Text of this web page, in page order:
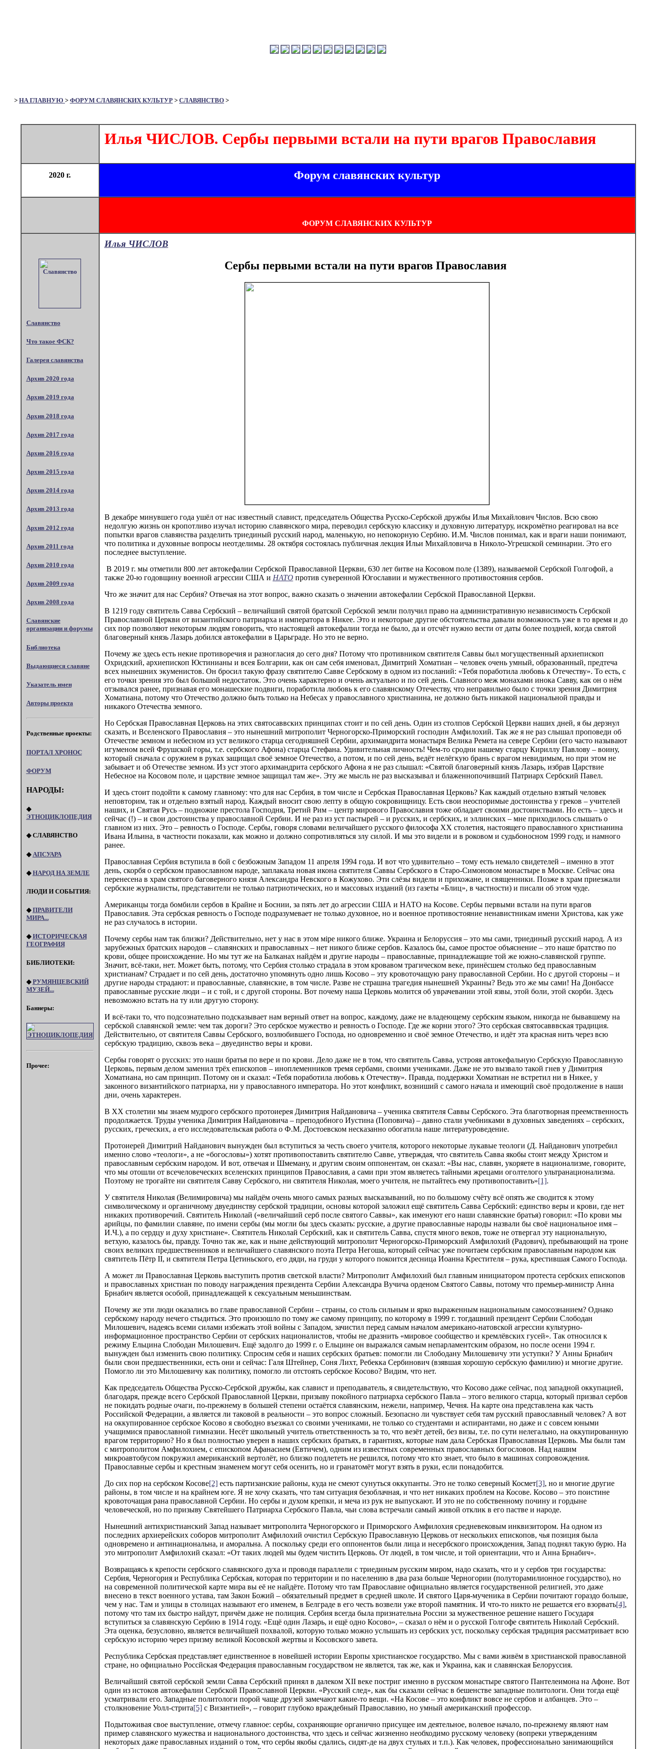
> НА ГЛАВНУЮ > ФОРУМ СЛАВЯНСКИХ КУЛЬТУР > СЛАВЯНСТВО >
Илья ЧИСЛОВ. Сербы первыми встали на пути врагов Православия
2020 г. Форум славянских культур
ФОРУМ СЛАВЯНСКИХ КУЛЬТУР
Славянство
Что такое ФСК?
Галерея славянства
Архив 2020 года
Архив 2019 года
Архив 2018 года
Архив 2017 года
Архив 2016 года
Архив 2015 года
Архив 2014 года
Архив 2013 года
Архив 2012 года
Архив 2011 года
Архив 2010 года
Архив 2009 года
Архив 2008 года
Славянские
организации и форумы
Библиотека
Выдающиеся славяне
Указатель имен
Авторы проекта
Родственные проекты:
ПОРТАЛ XPOHOC
ФОРУМ
НАРОДЫ:
◆
ЭТНОЦИКЛОПЕДИЯ
◆ СЛАВЯНСТВО
◆ АПСУАРА
◆НАРОД НА ЗЕМЛЕ
ЛЮДИ И СОБЫТИЯ:
◆ПРАВИТЕЛИ
МИРА...
◆ИСТОРИЧЕСКАЯ
ГЕОГРАФИЯ
БИБЛИОТЕКИ:
◆РУМЯНЦЕВСКИЙ
МУЗЕЙ...
Баннеры:
Прочее:
Илья ЧИСЛОВ
Сербы первыми встали на пути врагов Православия
В декабре минувшего года ушёл от нас известный славист, председатель Общества Русско-Сербской дружбы Илья Михайлович Числов. Всю свою
недолгую жизнь он кропотливо изучал историю славянского мира, переводил сербскую классику и духовную литературу, искромётно реагировал на все
попытки врагов славянства разделить триединый русский народ, маленькую, но непокорную Сербию. И.М. Числов понимал, как и враги наши понимают,
что политика и духовные вопросы неотделимы. 28 октября состоялась публичная лекция Ильи Михайловича в Николо-Угрешской семинарии. Это его
последнее выступление.
В 2019 г. мы отметили 800 лет автокефалии Сербской Православной Церкви, 630 лет битве на Косовом поле (1389), называемой Сербской Голгофой, а
также 20-ю годовщину военной агрессии США и НАТОпротив суверенной Югославии и мужественного противостояния сербов.
Что же значит для нас Сербия? Отвечая на этот вопрос, важно сказать о значении автокефалии Сербской Православной Церкви.
В 1219 году святитель Савва Сербский – величайший святой братской Сербской земли получил право на административную независимость Сербской
Православной Церкви от византийского патриарха и императора в Никее. Это и некоторые другие обстоятельства давали возможность уже в то время и до
сих пор позволяют некоторым людям говорить, что настоящей автокефалии тогда не было, да и отсчёт нужно вести от даты более поздней, когда святой
благоверный князь Лазарь добился автокефалии в Царьграде. Но это не верно.
Почему же здесь есть некие противоречия и разногласия до сего дня? Потому что противником святителя Саввы был могущественный архиепископ
Охридский, архиепископ Юстинианы и всея Болгарии, как он сам себя именовал, Димитрий Хоматиан – человек очень умный, образованный, предтеча
всех нынешних экуменистов. Он бросил такую фразу святителю Савве Сербскому в одном из посланий: «Тебя поработила любовь к Отечеству». То есть, с
его точки зрения это был большой недостаток. Это очень характерно и очень актуально и по сей день. Славного меж монахами инока Савву, как он о нём
отзывался ранее, признавая его монашеские подвиги, поработила любовь к его славянскому Отечеству, что неправильно было с точки зрения Димитрия
Хоматиана, потому что Отечество должно быть только на Небесах у православного христианина, не должно быть никакой национальной правды и
никакого Отечества земного.
Но Сербская Православная Церковь на этих святосаввских принципах стоит и по сей день. Один из столпов Сербской Церкви наших дней, я бы дерзнул
сказать, и Вселенского Православия – это нынешний митрополит Черногорско-Приморский господин Амфилохий. Так же я не раз слышал проповеди об
Отечестве земном и небесном из уст великого старца сегодняшней Сербии, архимандрита монастыря Велика Ремета на севере Сербии (его часто называют
игуменом всей Фрушской горы, т.е. сербского Афона) старца Стефана. Удивительная личность! Чем-то сродни нашему старцу Кириллу Павлову – воину,
который сначала с оружием в руках защищал своё земное Отечество, а потом, и по сей день, ведёт нелёгкую брань с врагом невидимым, но при этом не
забывает и об Отечестве земном. Из уст этого архимандрита сербского Афона я не раз слышал: «Святой благоверный князь Лазарь, избрав Царствие
Небесное на Косовом поле, и царствие земное защищал там же». Эту же мысль не раз высказывал и блаженнопочивший Патриарх Сербский Павел.
И здесь стоит подойти к самому главному: что для нас Сербия, в том числе и Сербская Православная Церковь? Как каждый отдельно взятый человек
неповторим, так и отдельно взятый народ. Каждый вносит свою лепту в общую сокровищницу. Есть свои неоспоримые достоинства у греков – учителей
наших, и Святая Русь – подножие престола Господня, Третий Рим – центр мирового Православия тоже обладает своими достоинствами. Но есть – здесь и
сейчас (!) – и свои достоинства у православной Сербии. И не раз из уст пастырей – и русских, и сербских, и эллинских – мне приходилось слышать о
главном из них. Это – ревность о Господе. Сербы, говоря словами величайшего русского философа XX столетия, настоящего православного христианина
Ивана Ильина, в частности показали, как можно и должно сопротивляться злу силой. И мы это видели и в роковом и судьбоносном 1999 году, и намного
ранее.
Православная Сербия вступила в бой с безбожным Западом 11 апреля 1994 года. И вот что удивительно – тому есть немало свидетелей – именно в этот
день, скорбя о сербском православном народе, заплакала новая икона святителя Саввы Сербского в Старо-Симоновом монастыре в Москве. Сейчас она
перенесена в храм святого баговерного князя Александра Невского в Кожухово. Эти слёзы видели и прихожане, и священники. Позже в храм приезжали
сербские журналисты, представители не только патриотических, но и массовых изданий (из газеты «Блиц», в частности) и писали об этом чуде.
Американцы тогда бомбили сербов в Крайне и Боснии, за пять лет до агрессии США и НАТО на Косове. Сербы первыми встали на пути врагов
Православия. Эта сербская ревность о Господе подразумевает не только духовное, но и военное противостояние ненавистникам имени Христова, как уже
не раз случалось в истории.
Почему сербы нам так близки? Действительно, нет у нас в этом мiре никого ближе. Украина и Белоруссия – это мы сами, триединый русский народ. А из
зарубежных братских народов – славянских и православных – нет никого ближе сербов. Казалось бы, самое простое объяснение – это наше братство по
крови, общее происхождение. Но мы тут же на Балканах найдём и другие народы – православные, принадлежащие той же южно-славянской группе.
Значит, всё-таки, нет. Может быть, потому, что Сербия столько страдала в этом кровавом трагическом веке, принёсшем столько бед православным
христианам? Страдает и по сей день, достаточно упомянуть одно лишь Косово – эту кровоточащую рану православной Сербии. Но с другой стороны – и
другие народы страдают: и православные, славянские, в том числе. Разве не страшна трагедия нынешней Украины? Ведь это же мы сами! На Донбассе
православные русские люди – и с той, и с другой стороны. Вот почему наша Церковь молится об уврачевании этой язвы, этой боли, этой скорби. Здесь
невозможно встать на ту или другую сторону.
И всё-таки то, что подсознательно подсказывает нам верный ответ на вопрос, каждому, даже не владеющему сербским языком, никогда не бывавшему на
сербской славянской земле: чем так дороги? Это сербское мужество и ревность о Господе. Где же корни этого? Это сербская святосавввская традиция.
Действительно, от святителя Саввы Сербского, возлюбившего Господа, но одновременно и своё земное Отечество, и идёт эта красная нить через всю
сербскую традицию, сквозь века – двуединство веры и крови.
Сербы говорят о русских: это наши братья по вере и по крови. Дело даже не в том, что святитель Савва, устрояя автокефальную Сербскую Православную
Церковь, первым делом заменил трёх епископов – иноплеменников тремя сербами, своими учениками. Даже не это вызвало такой гнев у Димитрия
Хоматиана, но сам принцип. Потому он и сказал: «Тебя поработила любовь к Отечеству». Правда, поддержки Хоматиан не встретил ни в Никее, у
законного византийского патриарха, ни у православного императора. Но этот конфликт, возниший с самого начала и имеющий своё продолжение в наши
дни, очень характерен.
В XX столетии мы знаем мудрого сербского протоиерея Димитрия Найдановича – ученика святителя Саввы Сербского. Эта благотворная преемственность
продолжается. Труды ученика Димитрия Найдановича – преподобного Иустина (Поповича) – давно стали учебниками в духовных заведениях – сербских,
русских, греческих, а его исследовательская работа о Ф.М. Достоевском несказанно обогатила наше литературоведение.
Протоиерей Димитрий Найданович вынужден был вступиться за честь своего учителя, которого некоторые лукавые теологи (Д. Найданович употребил
именно слово «теологи», а не «богословы») хотят противопоставить святителю Савве, утверждая, что святитель Савва якобы стоит между Христом и
православным сербским народом. И вот, отвечая и Шмеману, и другим своим оппонентам, он сказал: «Вы нас, славян, укоряете в национализме, говорите,
что мы отошли от всечеловеческих вселенских принципов Православия, а сами при этом являетесь тайными жрецами оголтелого ультранационализма.
Поэтому не трогайте ни святителя Савву Сербского, ни святителя Николая, моего учителя, не пытайтесь ему противопоставить»[1].
У святителя Николая (Велимировича) мы найдём очень много самых разных высказываний, но по большому счёту всё опять же сводится к этому
символическому и органичному двуединству сербской традиции, основы которой заложил ещё святитель Савва Сербский: единство веры и крови, где нет
никаких противоречий. Святитель Николай («величайший серб после святого Саввы», как именуют его наши славянские братья) говорил: «По крови мы
арийцы, по фамилии славяне, по имени сербы (мы могли бы здесь сказать: русские, а другие православные народы назвали бы своё национальное имя –
И.Ч.), а по сердцу и духу христиане». Святитель Николай Сербский, как и святитель Савва, спустя много веков, тоже не отвергал эту национальную,
ветхую, казалось бы, правду. Точно так же, как и ныне действующий митрополит Черногорско-Приморский Амфилохий (Радович), пребывающий на троне
своих великих предшественников и величайшего славянского поэта Петра Негоша, который сейчас уже почитаем сербским православным народом как
святитель Пётр II, и святителя Петра Цетиньского, его дяди, на груди у которого покоится десница Иоанна Крестителя – рука, крестившая Самого Господа.
А может ли Православная Церковь выступить против светской власти? Митрополит Амфилохий был главным инициатором протеста сербских епископов
и православных христиан по поводу награждения президента Сербии Александра Вучича орденом Святого Саввы, потому что премьер-министр Анна
Брнабич является особой, принадлежащей к сексуальным меньшинствам.
Почему же эти люди оказались во главе православной Сербии – страны, со столь сильным и ярко выраженным национальным самосознанием? Однако
сербскому народу нечего стыдиться. Это произошло по тому же самому принципу, по которому в 1999 г. тогдашний президент Сербии Слободан
Милошевич, надеясь всеми силами избежать этой войны с Западом, зачистил перед самым началом американо-натовской агрессии культурно-
информационное пространство Сербии от сербских националистов, чтобы не дразнить «мировое сообщество и кремлёвских гусей». Так относился к
режиму Ельцина Слободан Милошевич. Ещё задолго до 1999 г. о Ельцине он выражался самым непарламентским образом, но после осени 1994 г.
вынужден был изменить свою политику. Спросим себя и наших сербских братьев: помогли ли Слободану Милошевичу эти уступки? У Анны Брнабич
были свои предшественники, есть они и сейчас: Галя Штейнер, Соня Лихт, Ребекка Сербинович (взявшая хорошую сербскую фамилию) и многие другие.
Помогло ли это Милошевичу как политику, помогло ли отстоять сербское Косово? Видим, что нет.
Как председатель Общества Русско-Сербской дружбы, как славист и преподаватель, я свидетельствую, что Косово даже сейчас, под западной оккупацией,
благодаря, прежде всего Сербской Православной Церкви, призыву покойного патриарха сербского Павла – этого великого старца, который призвал сербов
не покидать родные очаги, по-прежнему в большей степени остаётся славянским, нежели, например, Чечня. На карте она представлена как часть
Российской Федерации, а является ли таковой в реальности – это вопрос сложный. Безопасно ли чувствует себя там русский православный человек? А вот
на оккупированное сербское Косово я свободно въезжал со своими учениками, не только со студентами и аспирантами, но даже и с совсем юными
учащимися православной гимназии. Несёт школьный учитель ответственность за то, что везёт детей, без визы, т.е. по сути нелегально, на оккупированную
врагом территорию? Но я был полностью уверен в наших сербских братьях, в гарантиях, которые нам дала Сербская Православная Церковь. Мы были там
с митрополитом Амфилохием, с епископом Афанасием (Евтичем), одним из известных современных православных богословов. Над нашим
микроавтобусом покружил американский вертолёт, но близко подлететь не решился, потому что кто знает, что было в машинах сопровождения.
Православные сербы и крестным знаменем могут себя осенить, но и гранатомёт могут взять в руки, если понадобится.
До сих пор на сербском Косове[2]есть партизанские районы, куда не смеют сунуться оккупанты. Это не толко северный Космет[3], но и многие другие
районы, в том числе и на крайнем юге. Я не хочу сказать, что там ситуация безоблачная, и что нет никаких проблем на Косове. Косово – это поистине
кровоточащая рана православной Сербии. Но сербы и духом крепки, и меча из рук не выпускают. И это не по собственному почину и гордыне
человеческой, но по призыву Святейшего Патриарха Сербского Павла, чьи слова встречали самый живой отклик в его пастве и народе.
Нынешний антихристианский Запад называет митрополита Черногорского и Приморского Амфилохия средневековым инквизитором. На одном из
последних архиерейских соборов митрополит Амфилохий очистил Сербскую Православную Церковь от нескольких епископов, чья позиция была
одновремено и антинациональна, и аморальна. А поскольку среди его оппонентов были лица и несербского происхождения, Запад поднял такую бурю. На
это митрополит Амфилохий сказал: «От таких людей мы будем чистить Церковь. От людей, в том числе, и той ориентации, что и Анна Брнабич».
Возвращаясь к крепости сербского славянского духа и проводя параллели с триединым русским миром, надо сказать, что и у сербов три государства:
Сербия, Черногория и Республика Сербская, которая по территории и по населению в два раза больше Черногории (полуторамилионное государство), но
на современной политической карте мира вы её не найдёте. Потому что там Православие официально является государственной религией, это даже
внесено в текст военного устава, там Закон Божий – обязательный предмет в средней школе. И святого Царя-мученика в Сербии почитают гораздо больше,
чем у нас. Там и улицы в столицах называют его именем, в Белграде в его честь возвели уже второй памятник. И что-то никто не решается его взорвать[4],
потому что там их быстро найдут, причём даже не полиция. Сербия всегда была признательна России за мужественное решение нашего Государя
вступиться за славянскую Сербию в 1914 году. «Ещё один Лазарь, и ещё одно Косово», – сказал о нём и о русской Голгофе святитель Николай Сербский.
Эта оценка, безусловно, является величайшей похвалой, которую только можно услышать из сербских уст, поскольку сербская традиция рассматривает всю
сербскую историю через призму великой Косовской жертвы и Косовского завета.
Республика Сербская представляет единственное в новейшей истории Европы христианское государство. Мы с вами живём в христианской православной
стране, но официально Россйская Федерация православным государством не является, так же, как и Украина, как и славянская Белоруссия.
Величайший святой сербской земли Савва Сербский принял в далеком XII веке постриг именно в русском монастыре святого Пантелеимона на Афоне. Вот
один из истоков автокефалии Сербской Православной Церкви. «Русский след», как бы сказали сейчас в бешенстве западные политологи. Они тогда ещё
усматривали его. Западные политологи порой чаще друзей замечают какие-то вещи. «На Косове – это конфликт вовсе не сербов и албанцев. Это –
столкновение Уолл-стрита[5]с Византией», – говорит глубоко враждебный Православию, но умный американский профессор.
Подытоживая свое выступление, отмечу главное: сербы, сохраняющие органично присущее им деятельное, волевое начало, по-прежнему являют нам
пример славянского мужества и национального достоинства, что здесь и сейчас жизненно необходимо русскому человеку (вопреки утверждениям
некоторых даже православных изданий о том, что сербы якобы сдались, сидят-де на двух стульях и т.п.). Как человек, профессионально занимающийся